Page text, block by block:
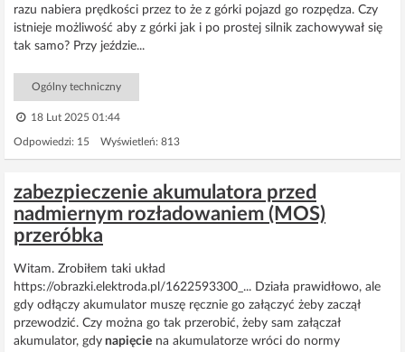
razu nabiera prędkości przez to że z górki pojazd go rozpędza. Czy
istnieje możliwość aby z górki jak i po prostej silnik zachowywał się
tak samo? Przy jeździe...
Ogólny techniczny
18 Lut 2025 01:44
Odpowiedzi: 15 Wyświetleń: 813
zabezpieczenie akumulatora przed
nadmiernym rozładowaniem (MOS)
przeróbka
Witam. Zrobiłem taki układ
https://obrazki.elektroda.pl/1622593300_... Działa prawidłowo, ale
gdy odłączy akumulator muszę ręcznie go załączyć żeby zaczął
przewodzić. Czy można go tak przerobić, żeby sam załączał
akumulator, gdy napięcie na akumulatorze wróci do normy